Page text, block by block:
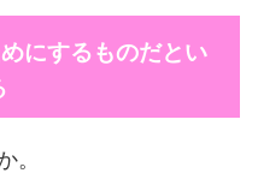
にするものだとい
。